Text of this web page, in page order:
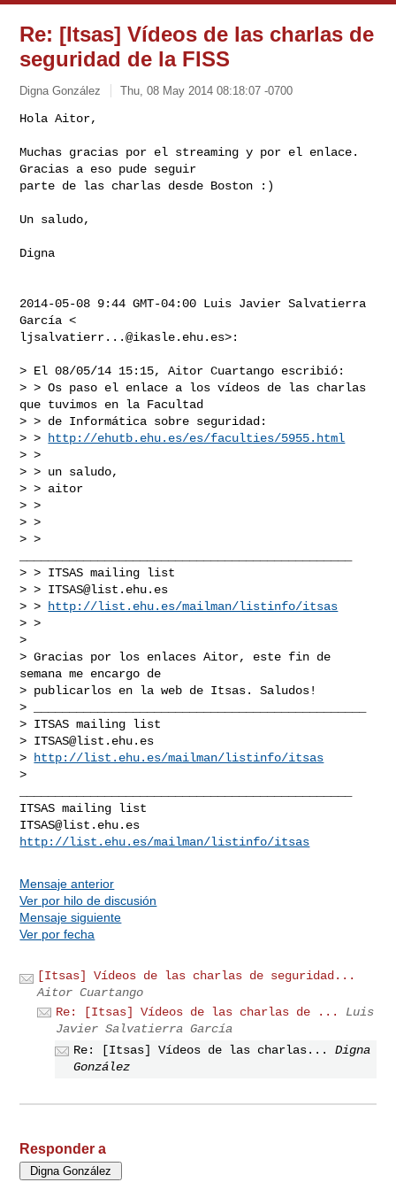
Re: [Itsas] Vídeos de las charlas de
seguridad de la FISS
Digna González Thu, 08 May 2014 08:18:07 -0700
Hola Aitor,
Muchas gracias por el streaming y por el enlace.
Gracias a eso pude seguir
parte de las charlas desde Boston :)
Un saludo,
Digna
2014-05-08 9:44 GMT-04:00 Luis Javier Salvatierra
ljsalvatierr...@ikasle.ehu.es>:
> El 08/05/14 15:15, Aitor Cuartango escribió:
> > Os paso el enlace a los vídeos de las charlas
que tuvimos en la Facultad
> > de Informática sobre seguridad:
> >
http://ehutb.ehu.es/es/faculties/5955.html
> >
> > un saludo,
> > aitor
> >
> >
> >
> > ITSAS mailing list
> > ITSAS@list.ehu.es
> >
http://list.ehu.es/mailman/listinfo/itsas
> >
>
> Gracias por los enlaces Aitor, este fin de
semana me encargo de
> publicarlos en la web de Itsas. Saludos!
> _______________________________________________
> ITSAS mailing list
> ITSAS@list.ehu.es
>
http://list.ehu.es/mailman/listinfo/itsas
ITSAS@list.ehu.es
http://list.ehu.es/mailman/listinfo/itsas
Mensaje anterior
Ver por hilo de discusión
Mensaje siguiente
Ver por fecha
[Itsas] Vídeos de las charlas de seguridad...
Aitor Cuartango
Re: [Itsas] Vídeos de las charlas de ...
Luis
Javier Salvatierra García
Re: [Itsas] Vídeos de las charlas...
Digna
González
Responder a